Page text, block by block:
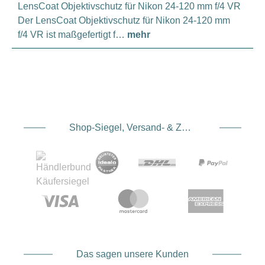
LensCoat Objektivschutz für Nikon 24-120 mm f/4 VR
Der LensCoat Objektivschutz für Nikon 24-120 mm
f/4 VR ist maßgefertigt f… mehr
Shop-Siegel, Versand- & Zahlungsdienstleister
Das sagen unsere Kunden